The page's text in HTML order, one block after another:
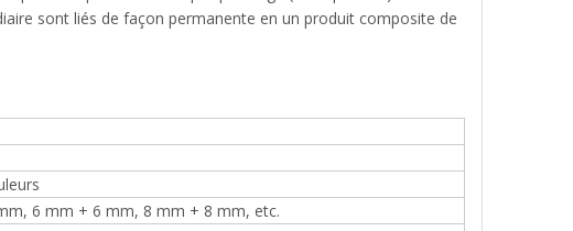
sont liés de façon permanente en un produit composite de
6 mm + 6 mm, 8 mm + 8 mm, etc.